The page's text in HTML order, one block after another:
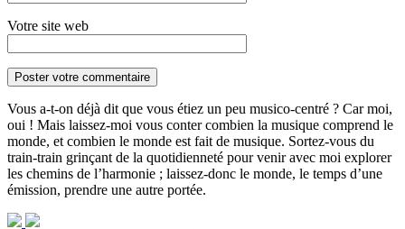
Votre site web
Vous a-t-on déjà dit que vous étiez un peu musico-centré ? Car moi,
oui ! Mais laissez-moi vous conter combien la musique comprend le
monde, et combien le monde est fait de musique. Sortez-vous du
train-train grinçant de la quotidienneté pour venir avec moi explorer
les chemins de l’harmonie ; laissez-donc le monde, le temps d’une
émission, prendre une autre portée.